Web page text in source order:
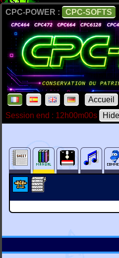
CPC-POWER : CPC-SOFTS
Accueil
Session end : 12h00m00s